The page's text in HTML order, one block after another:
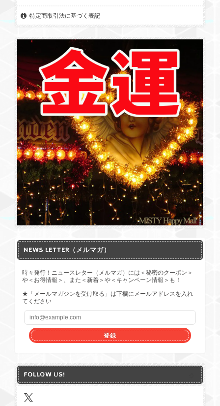
特定商取引法に基づく表記
NEWS LETTER（メルマガ）
時々発行！ニュースレター（メルマガ）には＜秘密のクーポン＞
や＜お得情報＞、また＜新着＞や＜キャンペーン情報＞も！
★「メールマガジンを受け取る」は下欄にメールアドレスを入れ
てください
登録
FOLLOW US!